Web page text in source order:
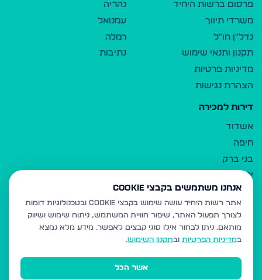
פרסום ברשות היחיד
משרדי תיווך
נדל"ן חו"ל
תקנון ותנאי שימוש
מדיניות פרטיות
הצהרת נגישות
נהריה
עמנואל
רמלה
נתיבות
דירות למכירה
אשדוד
חיפה
בני ברק
ירושלים
אלעד
גבעת זאב
בית שמש
רכסים
מודיעין עילית
אנחנו משתמשים בקבצי Cookie
אתר רשות היחיד עושה שימוש בקבצי Cookie ובטכנולוגיות דומות
לצורך תפעול האתר, שיפור חוויית המשתמש, ניתוח שימוש ושיווק
מותאם. ניתן לבחור אילו סוגי קבצים לאפשר. מידע מלא נמצא
במדיניות הפרטיות ובתקנון השימוש.
אשר הכל